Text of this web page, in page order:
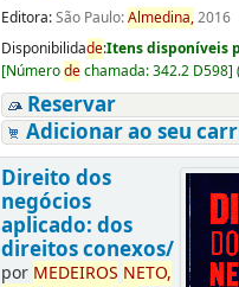
Editora:São Paulo:Almedina,2016
Disponibilidade:Itens disponíveis
[Númerodechamada:342.2 D598]
Reservar
Adicionar ao seu
Direito dos
negócios
aplicado: dos
direitos conexos/
por MEDEIROS NETO,